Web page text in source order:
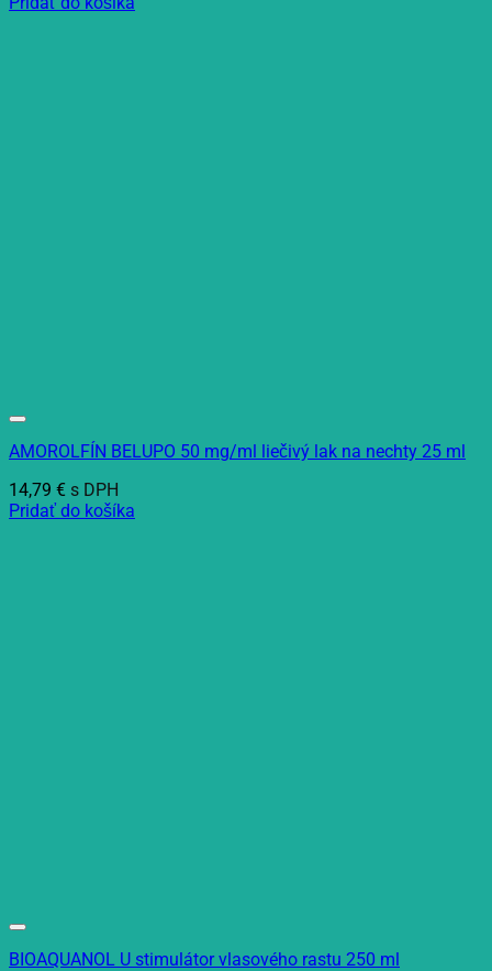
AMOROLFÍN BELUPO 50 mg/ml liečivý lak na nechty 25 ml
14,79 € s DPH
Pridať do košíka
BIOAQUANOL U stimulátor vlasového rastu 250 ml